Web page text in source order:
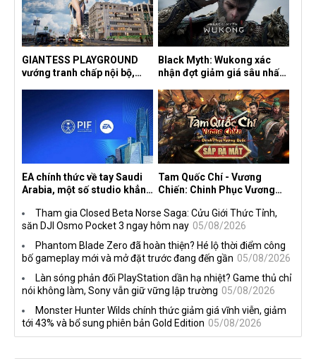
GIANTESS PLAYGROUND
vướng tranh chấp nội bộ,
ngầm chiếm đoạt doanh thu
Black Myth: Wukong xác
nhận đợt giảm giá sâu nhất
trên mọi nền tảng
EA chính thức về tay Saudi
Arabia, một số studio khẳng
lược DEI
Tam Quốc Chí - Vương
Chiến: Chinh Phục Vương
sáu thị trường Đông Nam Á
Tham gia Closed Beta Norse Saga: Cửu Giới Thức Tỉnh,
săn DJI Osmo Pocket 3 ngay hôm nay 05/08/2026
Phantom Blade Zero đã hoàn thiện? Hé lộ thời điểm công
bố gameplay mới và mở đặt trước đang đến gần 05/08/2026
Làn sóng phản đối PlayStation dần hạ nhiệt? Game thủ chỉ
nói không làm, Sony vẫn giữ vững lập trường 05/08/2026
Monster Hunter Wilds chính thức giảm giá vĩnh viễn, giảm
tới 43% và bổ sung phiên bản Gold Edition 05/08/2026